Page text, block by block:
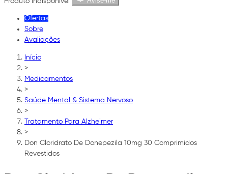
Ofertas
Sobre
Avaliações
Início
>
Medicamentos
>
Saúde Mental & Sistema Nervoso
>
Tratamento Para Alzheimer
>
Don Cloridrato De Donepezila 10mg 30 Comprimidos
Revestidos